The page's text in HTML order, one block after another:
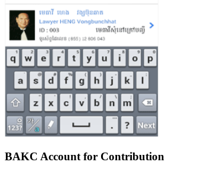
BAKC Account for Contribution